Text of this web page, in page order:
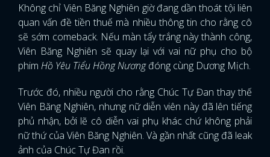
Không chỉ Viên Băng Nghiên giờ đang dần thoát tội liên
quan vấn đề tiền thuế mà nhiều thông tin cho rằng cô
sẽ sớm comeback. Nếu màn tẩy trắng này thành công,
Viên Băng Nghiên sẽ quay lại với vai nữ phụ cho bộ
phim Hồ Yêu Tiểu Hồng Nươngđóng cùng Dương Mịch.
Trước đó, nhiều người cho rằng Chúc Tự Đan thay thế
Viên Băng Nghiên, nhưng nữ diễn viên này đã lên tiếng
phủ nhận, bởi lẽ cô diễn vai phụ khác chứ không phải
nữ thứ của Viên Băng Nghiên. Và gần nhất cũng đã leak
ảnh của Chúc Tự Đan rồi.